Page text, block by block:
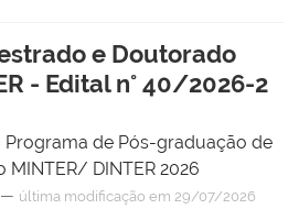
e Doutorado
- Edital n° 40/2026-2
de Pós-graduação de
DINTER 2026
— última modificação em 29/07/2026